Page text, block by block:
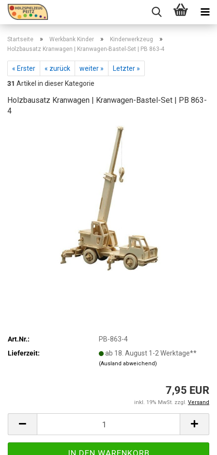
Startseite » Werkbank Kinder » Kinderwerkzeug »
Holzbausatz Kranwagen | Kranwagen-Bastel-Set | PB 863-4
« Erster « zurück weiter »
Letzter »
31 Artikel in dieser Kategorie
Holzbausatz Kranwagen | Kranwagen-Bastel-Set | PB 863-
4
Art.Nr.:
PB-863-4
Lieferzeit:
ab 18. August 1-2 Werktage**
(Ausland abweichend)
7,95 EUR
inkl. 19% MwSt. zzgl. Versand